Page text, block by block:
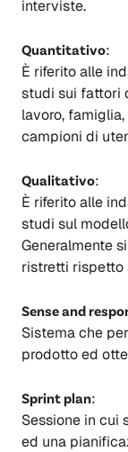
interviste.
Quantitativo:
È riferito alle
studi sui fattori
lavoro,
campioni di
Qualitativo:
È riferito alle
studi sul
Generalmente
ristretti rispetto
Sense and
Sistema che
prodotto ed
Sprint plan:
Sessione in cui
ed una